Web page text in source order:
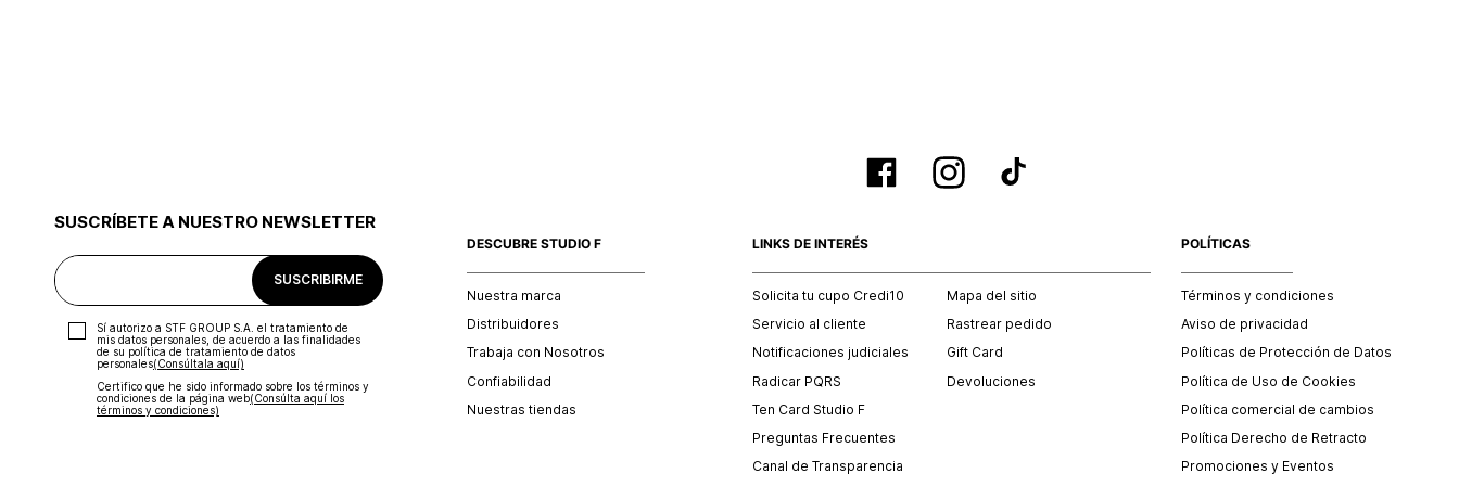
SUSCRÍBETE A NUESTRO NEWSLETTER
SUSCRIBIRME
Sí autorizo a STF GROUP S.A. el tratamiento de
mis datos personales, de acuerdo a las finalidades
de su política de tratamiento de datos
personales‎(Consúltala aquí)
Certifico que he sido informado sobre los términos y
condiciones de la página web‎(Consúlta aquí los
términos y condiciones)
DESCUBRE STUDIO F
Nuestra marca
Distribuidores
Trabaja con Nosotros
Confiabilidad
Nuestras tiendas
LINKS DE INTERÉS
Solicita tu cupo Credi10
Servicio al cliente
Notificaciones judiciales
Radicar PQRS
Ten Card Studio F
Preguntas Frecuentes
Canal de Transparencia
Mapa del sitio
Rastrear pedido
Gift Card
Devoluciones
POLÍTICAS
Términos y condiciones
Aviso de privacidad
Políticas de Protección de Datos
Política de Uso de Cookies
Política comercial de cambios
Política Derecho de Retracto
Promociones y Eventos